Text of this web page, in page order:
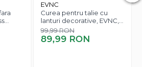
EVNC
Curea pentru talie cu
lanturi decorative, EVNC,
Waist Corset, negru
99,99 RON
89,99 RON